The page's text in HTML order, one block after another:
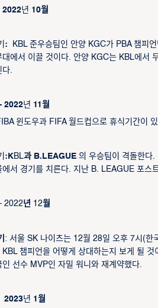
2022년 10월
: KBL 준우승팀인 안양 KGC가 PBA 챔피
대에서 이끌 것이다. 안양 KGC는 KBL에서
다.
2022년 11월
윈도우과 FIFA 월드컵으로 휴식기간이
:KBL과 B.LEAGUE의 우승팀이 격돌한다.
에서 경기를 치른다. 지난 B. LEAGUE 포스
2022년 12월
: 서울 SK 나이츠는 12월 28일 오후 7시(한
KBL 챔피언을 어떻게 상대하는지 보게 될
인 선수 MVP인 자밀 워니와 재계약했다.
2023년 1월